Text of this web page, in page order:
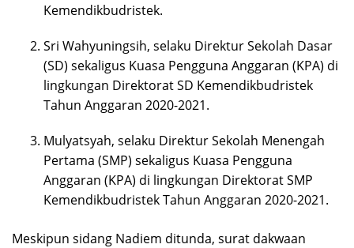
Kemendikbudristek.
Sri Wahyuningsih, selaku Direktur Sekolah Dasar
(SD) sekaligus Kuasa Pengguna Anggaran (KPA) di
lingkungan Direktorat SD Kemendikbudristek
Tahun Anggaran 2020-2021.
Mulyatsyah, selaku Direktur Sekolah Menengah
Pertama (SMP) sekaligus Kuasa Pengguna
Anggaran (KPA) di lingkungan Direktorat SMP
Kemendikbudristek Tahun Anggaran 2020-2021.
Meskipun sidang Nadiem ditunda, surat dakwaan